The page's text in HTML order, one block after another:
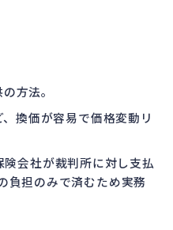
方法。
換価が容易で価格変動リ
険会社が裁判所に対し支払
負担のみで済むため実務